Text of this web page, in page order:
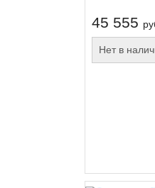
45 555
Нет в